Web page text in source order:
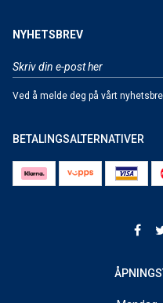
NYHETSBREV
Ved å melde deg på vårt
BETALINGSALTERNATIVER